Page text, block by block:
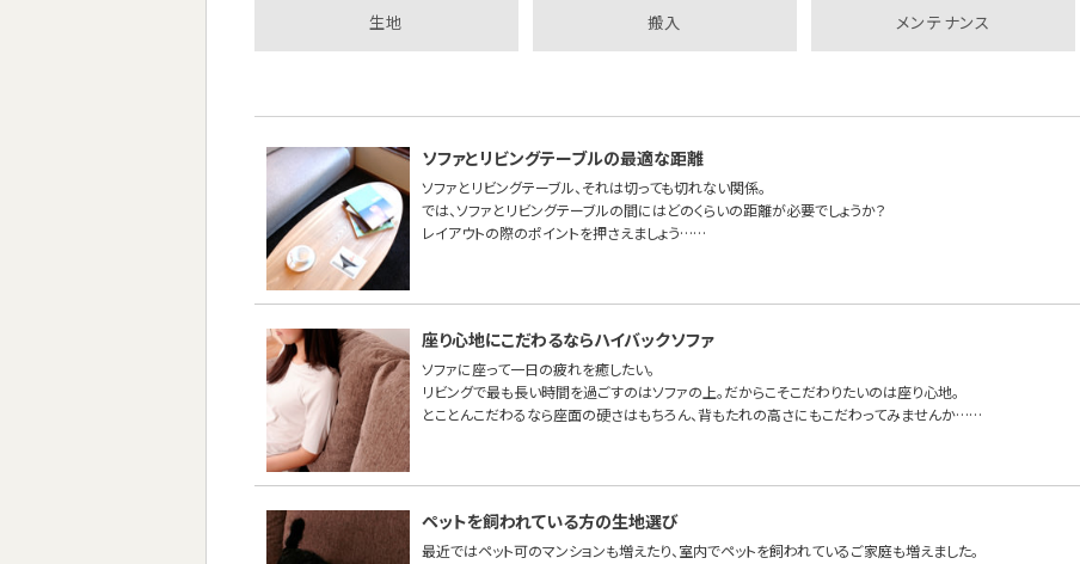
生地 搬入 メンテナンス
ソファとリビングテーブルの最適な距離
ソファとリビングテーブル、それは切っても切れない関係。
では、ソファとリビングテーブルの間にはどのくらいの距離が必要でしょうか？
レイアウトの際のポイントを押さえましょう……
座り心地にこだわるならハイバックソファ
ソファに座って一日の疲れを癒したい。
リビングで最も長い時間を過ごすのはソファの上。だからこそこだわりたいのは座り心地。
とことんこだわるなら座面の硬さはもちろん、背もたれの高さにもこだわってみませんか……
ペットを飼われている方の生地選び
最近ではペット可のマンションも増えたり、室内でペットを飼われているご家庭も増えました。